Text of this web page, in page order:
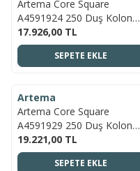
Artema Core Square
A4591924 250 Duş Kolonu,
Fırçalı Bakır
17.926,00 TL
SEPETE EKLE
YENI
ÜCRETSIZ KARGO
Artema
Artema Core Square
A4591929 250 Duş Kolonu,
Soft Bakır
19.221,00 TL
SEPETE EKLE